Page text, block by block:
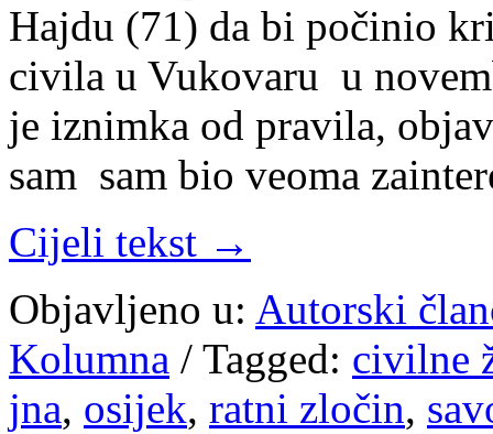
Hajdu (71) da bi počinio
civila u Vukovaru u
je iznimka od pravila,
sam sam bio veoma
Cijeli tekst →
Objavljeno u: Autorski
Kolumna / Tagged: civilne
jna, osijek, ratni zločin,